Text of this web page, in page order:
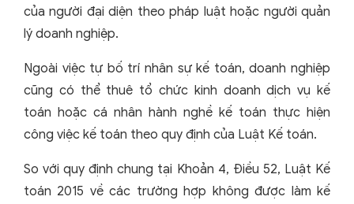
của người đại diện theo pháp luật hoặc người quản
lý doanh nghiệp.
Ngoài việc tự bố trí nhân sự kế toán, doanh nghiệp
cũng có thể thuê tổ chức kinh doanh dịch vụ kế
toán hoặc cá nhân hành nghề kế toán thực hiện
công việc kế toán theo quy định của Luật Kế toán.
So với quy định chung tại Khoản 4, Điều 52, Luật Kế
toán 2015 về các trường hợp không được làm kế